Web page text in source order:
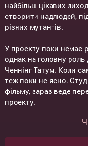
найбільш цікавих
створити надлюдей,
різних мутантів.
У проекту поки немає
однак на головну
Ченнінг Татум. Коли
теж поки не ясно.
фільму, зараз веде
проекту.